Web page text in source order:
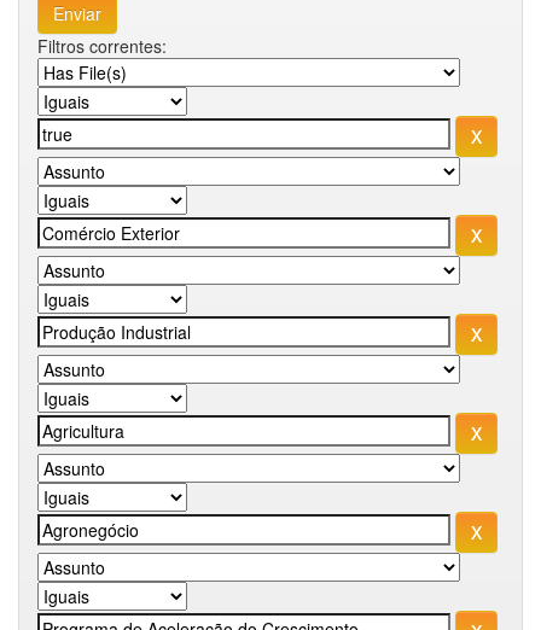
Filtros correntes: